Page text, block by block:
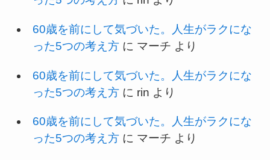
60歳を前にして気づいた。人生がラクにな
った5つの考え方 に マーチ より
60歳を前にして気づいた。人生がラクにな
った5つの考え方 に rin より
60歳を前にして気づいた。人生がラクにな
った5つの考え方 に マーチ より